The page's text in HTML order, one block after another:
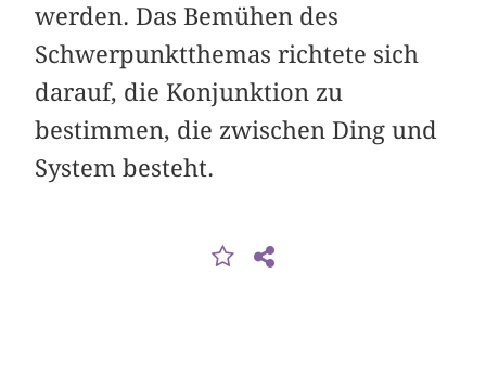
werden. Das Bemühen des
Schwerpunktthemas richtete sich
darauf, die Konjunktion zu
bestimmen, die zwischen Ding und
System besteht.